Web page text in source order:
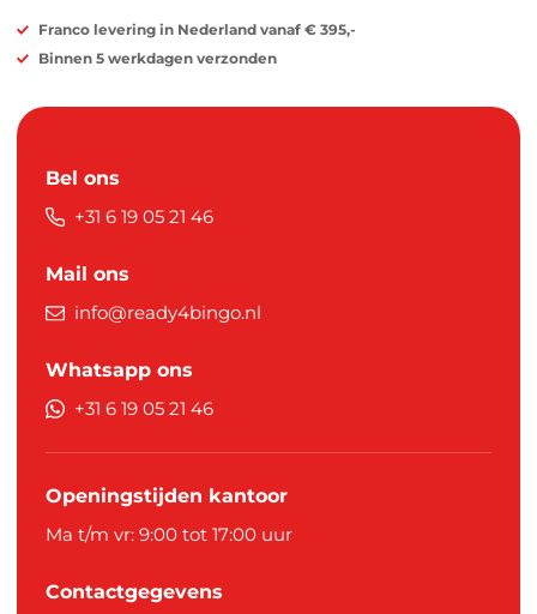
Franco levering in Nederland vanaf € 395,-
Binnen 5 werkdagen verzonden
Bel ons
+31 6 19 05 21 46
Mail ons
info@ready4bingo.nl
Whatsapp ons
+31 6 19 05 21 46
Openingstijden kantoor
Ma t/m vr: 9:00 tot 17:00 uur
Contactgegevens